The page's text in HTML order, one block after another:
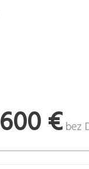
600 € bez